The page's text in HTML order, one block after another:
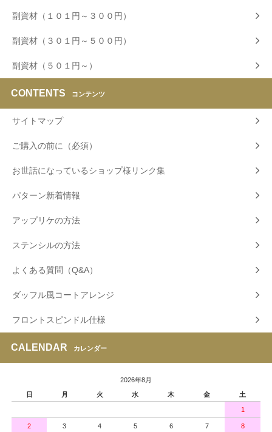
副資材（１０１円～３００円）
副資材（３０１円～５００円）
副資材（５０１円～）
CONTENTS コンテンツ
サイトマップ
ご購入の前に（必須）
お世話になっているショップ様リンク集
パターン新着情報
アップリケの方法
ステンシルの方法
よくある質問（Q&A）
ダッフル風コートアレンジ
フロントスピンドル仕様
CALENDAR カレンダー
2026年8月
日
月 火 水 木 金 土
1
2 3 4 5 6 7 8